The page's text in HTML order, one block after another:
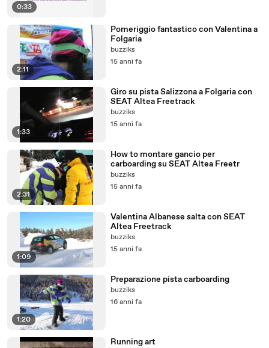
0:33
2:11
Pomeriggio fantastico con Valentina a
Folgaria
buzziks
15 anni fa
1:33
Giro su pista Salizzona a Folgaria con
SEAT Altea Freetrack
buzziks
15 anni fa
2:31
How to montare gancio per
carboarding su SEAT Altea Freetr
buzziks
15 anni fa
1:09
Valentina Albanese salta con SEAT
Altea Freetrack
buzziks
15 anni fa
1:20
Preparazione pista carboarding
buzziks
16 anni fa
Running art